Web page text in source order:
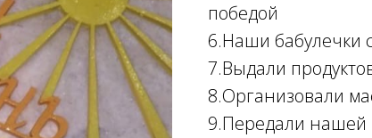
победой
6.Наши бабулечки
7.Выдали
8.Организовали
9.Передали нашей